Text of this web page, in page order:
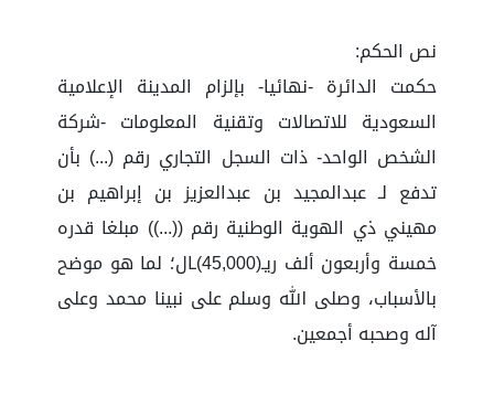
نص الحكم:
حكمت الدائرة -نهائيا- بإلزام المدينة الإعلامية
السعودية للاتصالات وتقنية المعلومات -شركة
الشخص الواحد- ذات السجل التجاري رقم (...) بأن
تدفع لـ عبدالمجيد بن عبدالعزيز بن إبراهيم بن
مهيني ذي الهوية الوطنية رقم ((...)) مبلغا قدره
خمسة وأربعون ألف ريـ(45,000)ـال؛ لما هو موضح
بالأسباب، وصلى الله وسلم على نبينا محمد وعلى
آله وصحبه أجمعين.